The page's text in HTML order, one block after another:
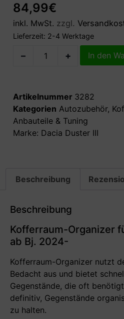
84,99€
inkl. MwSt. zzgl.
Lieferzeit: 2-4 Werktage
– + In den
Artikelnummer 3282
Kategorien Autozubehör,
Anbauteile & Tuning
Marke: Dacia Duster III
Beschreibung
Beschreibung
Kofferraum-Organizer
ab Bj. 2024-
Kofferraum-Organizer nutzt
Bedacht aus und bietet
Gegenstände, die oft
definitiv, Gegenstände
zu halten.